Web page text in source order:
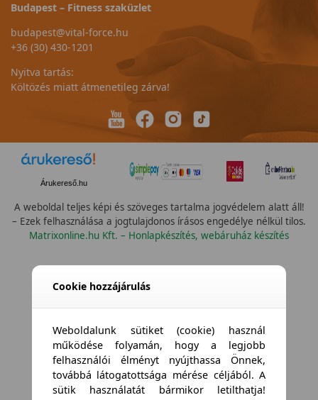
Budapest – Fitness szaküzlet
budapest@vital-force.hu
+36 (30) 430-1201
Nyitva tartás:
Költözés miatt átmenetileg zárva!
Árukereső.hu
A weboldal teljes képi és szöveges tartalma jogvédelem alatt áll!
– Ezek felhasználása a jogtulajdonos írásos engedélye nélkül tilos.
Matrixonline.hu Kft. – Honlapkészítés, webáruház készítés
Cookie hozzájárulás
Weboldalunk sütiket (cookie) használ
működése folyamán, hogy a legjobb
felhasználói élményt nyújthassa Önnek,
továbbá látogatottsága mérése céljából. A
sütik használatát bármikor letilthatja!